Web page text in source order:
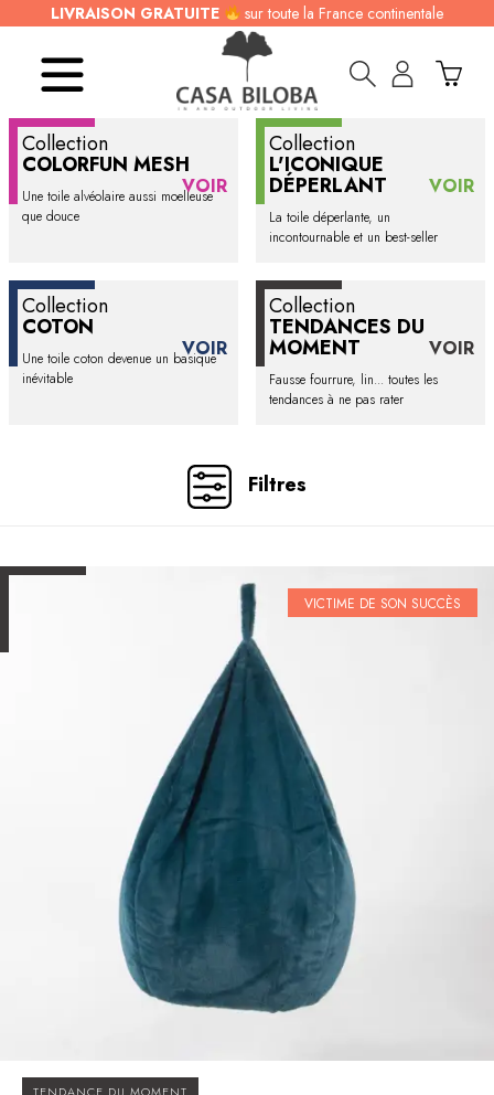
LIVRAISON GRATUITE sur toute la France continentale
Collection
COLORFUN MESH
Une toile alvéolaire aussi moelleuse
que douce
VOIR
Collection
L'ICONIQUE
DÉPERLANT
La toile déperlante, un
incontournable et un best-seller
VOIR
Collection
COTON
Une toile coton devenue un basique
inévitable
VOIR
Collection
TENDANCES DU
MOMENT
Fausse fourrure, lin... toutes les
tendances à ne pas rater
VOIR
Filtres
VICTIME DE SON SUCCÈS